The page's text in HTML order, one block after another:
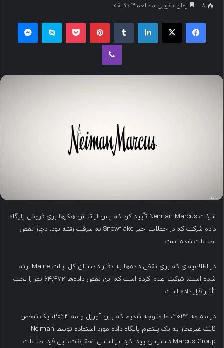
ا
ا
8
زمان تقریبی مطالعه 3 دقیقه
فیسبوک ایکس لینکداین پینتریست پاکت اسکایپ
وایبر
شرکت Neiman Marcus تأیید کرد که پس از تلاش هکرها برای فروش پایگاه
داده شرکت که در حملات اخیر Snowflake به سرقت رفته بود، دچار نقض
اطلاعات شده است.
در اطلاعیه‌ای که برای نقض داده‌ها به دفتر دادستان کل ایالت Maine ارائه
شده است، شرکت اعلام کرده است که این نقض داده‌ها ۶۴,۴۷۲ نفر را تحت
تأثیر قرار داده است.
در ماه مه ۲۰۲۴، ما متوجه شدیم که بین آوریل و مه ۲۰۲۴، یک شخص
ثالث غیرمجاز به یک پلتفرم پایگاه داده مورد استفاده توسط Neiman
Marcus Group دسترسی پیدا کرد. بر اساس تحقیقات، این فرد اطلاعات